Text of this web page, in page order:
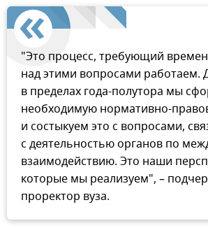
"Это процесс, требующий
над этими вопросами работаем.
в пределах года-полутора мы
необходимую нормативно-
и состыкуем это с вопросами,
с деятельностью органов по
взаимодействию. Это наши
которые мы реализуем", –
проректор вуза.